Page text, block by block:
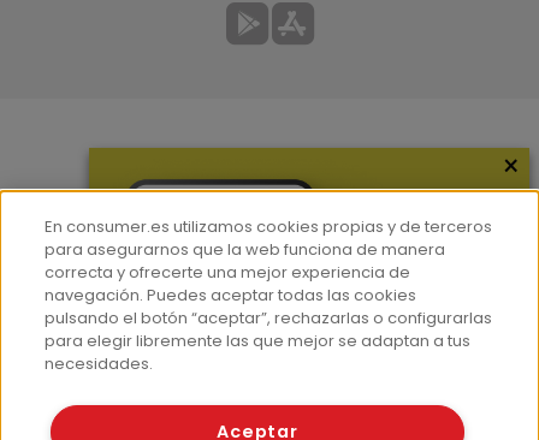
Hemeroteca
Contacto
Prensa
Corpus Lingüístico Consumer
© Fundación EROSKI
×
En consumer.es utilizamos cookies propias y de terceros
para asegurarnos que la web funciona de manera
correcta y ofrecerte una mejor experiencia de
navegación. Puedes aceptar todas las cookies
pulsando el botón “aceptar”, rechazarlas o configurarlas
para elegir libremente las que mejor se adaptan a tus
necesidades.
Aceptar